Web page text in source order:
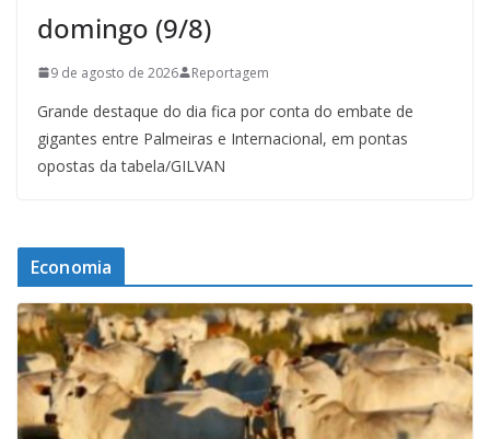
domingo (9/8)
9 de agosto de 2026 Reportagem
Grande destaque do dia fica por conta do embate de
gigantes entre Palmeiras e Internacional, em pontas
opostas da tabela/GILVAN
Economia